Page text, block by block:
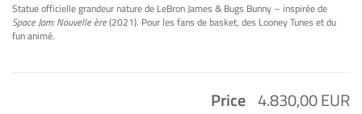
Statue officielle grandeur nature de LeBron James & Bugs Bunny – inspirée de
Space Jam: Nouvelle ère(2021). Pour les fans de basket, des Looney Tunes et du
fun animé.
Price 4.830,00 EUR